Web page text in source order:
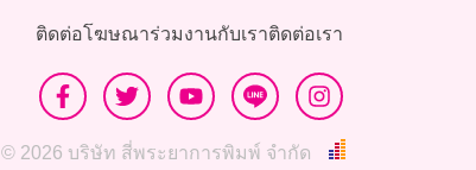
ติดต่อโฆษณาร่วมงานกับเราติดต่อเรา
© 2026 บริษัท สี่พระยาการพิมพ์ จำกัด